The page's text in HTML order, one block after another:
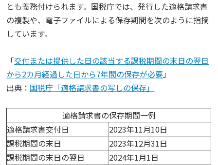
とも義務付けられます。国税庁では、発行した適格請求書
の複製や、電子ファイルによる保存期間を次のように指摘
しています。
「交付または提供した日の該当する課税期間の末日の翌日
から2カ月経過した日から7年間の保存が必要」
出典： 国税庁「適格請求書の写しの保存」
適格請求書の保存期間一例
適格請求書交付日
2023年11月10日
課税期間の末日
2023年12月31日
課税期間の末日の翌日
2024年1月1日